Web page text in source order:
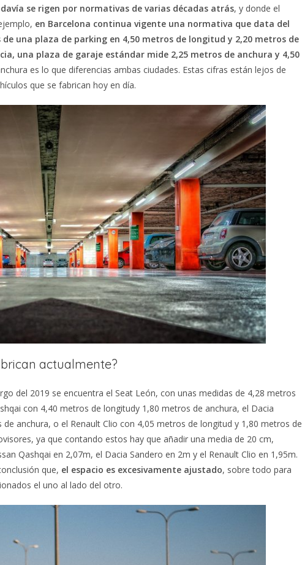
se rigen por normativas de varias décadas atrás, y donde el
en Barcelona continua vigente una normativa que data del
una plaza de parking en 4,50 metros de longitud y 2,20 metros de
una plaza de garaje estándar mide 2,25 metros de anchura y 4,50
es lo que diferencias ambas ciudades. Estas cifras están lejos de
que se fabrican hoy en día.
actualmente?
del 2019 se encuentra el Seat León, con unas medidas de 4,28 metros
con 4,40 metros de longitudy 1,80 metros de anchura, el Dacia
anchura, o el Renault Clio con 4,05 metros de longitud y 1,80 metros de
ya que contando estos hay que añadir una media de 20 cm,
Qashqai en 2,07m, el Dacia Sandero en 2m y el Renault Clio en 1,95m.
que, el espacio es excesivamente ajustado, sobre todo para
el uno al lado del otro.